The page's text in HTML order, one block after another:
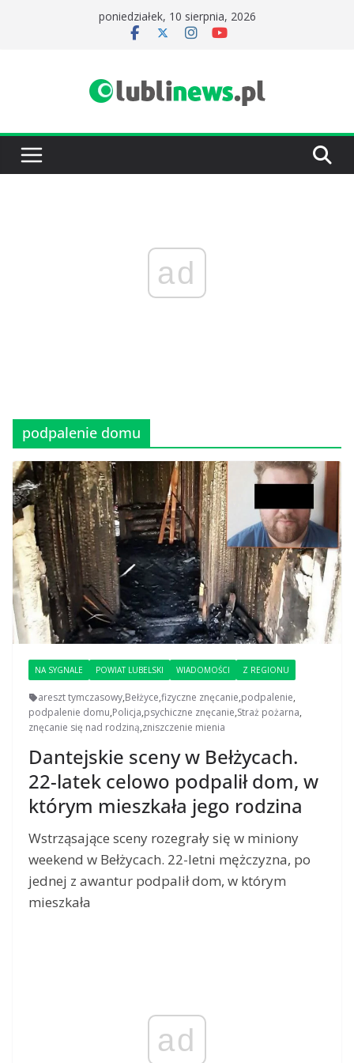
poniedziałek, 10 sierpnia, 2026
ad
podpalenie domu
NA SYGNALE POWIAT LUBELSKI WIADOMOŚCI Z REGIONU
areszt tymczasowy,Bełżyce,fizyczne znęcanie,podpalenie,
podpalenie domu,Policja,psychiczne znęcanie,Straż pożarna,
znęcanie się nad rodziną,zniszczenie mienia
Dantejskie sceny w Bełżycach.
22-latek celowo podpalił dom, w
którym mieszkała jego rodzina
Wstrząsające sceny rozegrały się w miniony
weekend w Bełżycach. 22-letni mężczyzna, po
jednej z awantur podpalił dom, w którym
mieszkała
ad